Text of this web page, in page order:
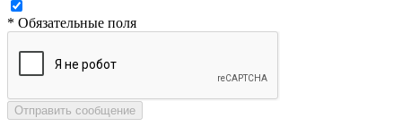
* Обязательные поля